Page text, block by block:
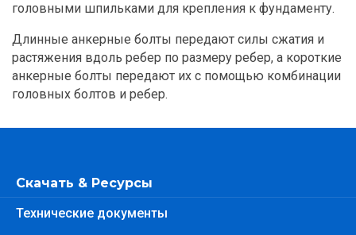
головными шпильками для крепления к фундаменту.
Длинные анкерные болты передают силы сжатия и
растяжения вдоль ребер по размеру ребер, а короткие
анкерные болты передают их с помощью комбинации
головных болтов и ребер.
Скачать & Ресурсы
Технические документы